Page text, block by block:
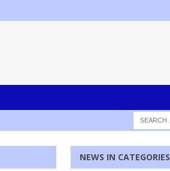
NEWS IN CATEGORIES